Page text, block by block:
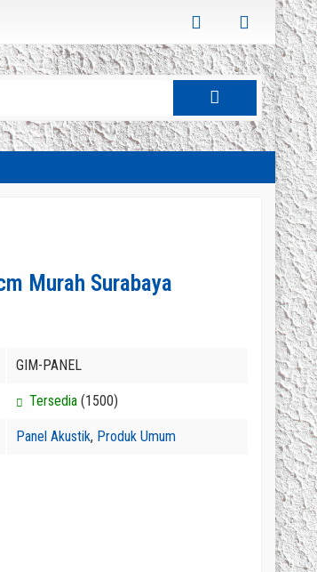
Murah Surabaya
GIM-PANEL
Tersedia(1500)
Panel Akustik, Produk Umum